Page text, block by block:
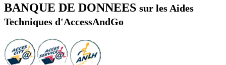
BANQUE DE DONNEES sur les Aides
Techniques d'AccessAndGo